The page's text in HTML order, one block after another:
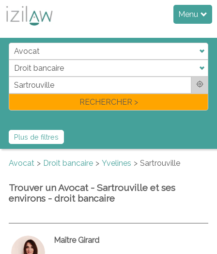
Menu
jdadi
fl
RECHERCHER >
Plus de filtres
Avocat Droit bancaire Yvelines Sartrouville
Trouver un Avocat - Sartrouville et ses
environs - droit bancaire
Maître Girard